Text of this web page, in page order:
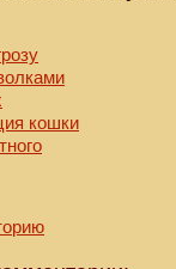
кошки